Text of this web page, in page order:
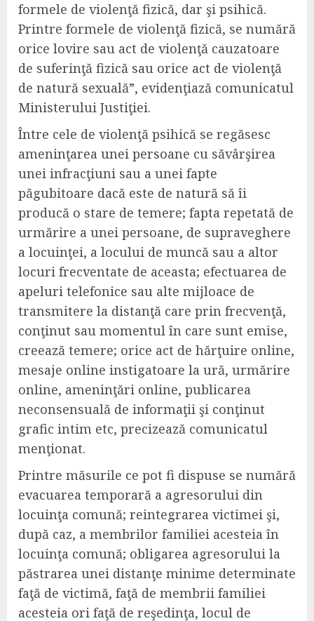
formele de violenţă fizică, dar şi psihică.
Printre formele de violenţă fizică, se numără
orice lovire sau act de violenţă cauzatoare
de suferinţă fizică sau orice act de violenţă
de natură sexuală”, evidenţiază comunicatul
Ministerului Justiţiei.
Între cele de violenţă psihică se regăsesc
ameninţarea unei persoane cu săvârşirea
unei infracţiuni sau a unei fapte
păgubitoare dacă este de natură să îi
producă o stare de temere; fapta repetată de
urmărire a unei persoane, de supraveghere
a locuinţei, a locului de muncă sau a altor
locuri frecventate de aceasta; efectuarea de
apeluri telefonice sau alte mijloace de
transmitere la distanţă care prin frecvenţă,
conţinut sau momentul în care sunt emise,
creează temere; orice act de hărţuire online,
mesaje online instigatoare la ură, urmărire
online, ameninţări online, publicarea
neconsensuală de informaţii şi conţinut
grafic intim etc, precizează comunicatul
menţionat.
Printre măsurile ce pot fi dispuse se numără
evacuarea temporară a agresorului din
locuinţa comună; reintegrarea victimei şi,
după caz, a membrilor familiei acesteia în
locuinţa comună; obligarea agresorului la
păstrarea unei distanţe minime determinate
faţă de victimă, faţă de membrii familiei
acesteia ori faţă de reşedinţa, locul de